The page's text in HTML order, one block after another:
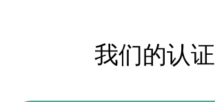
我们的认证